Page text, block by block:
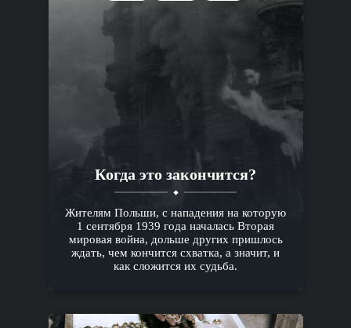
Когда это закончится?
Жителям Польши, с нападения на которую
1 сентября 1939 года началась Вторая
мировая война, дольше других пришлось
ждать, чем кончится схватка, а значит, и
как сложится их судьба.